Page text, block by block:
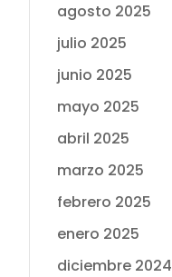
agosto 2025
julio 2025
junio 2025
mayo 2025
abril 2025
marzo 2025
febrero 2025
enero 2025
diciembre 2024